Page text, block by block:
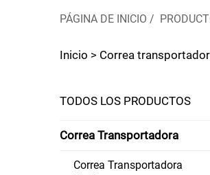
PÁGINA DE INICIO /
Inicio > Correa
TODOS LOS PRODUCTOS
Correa Transportadora
Correa Transportadora